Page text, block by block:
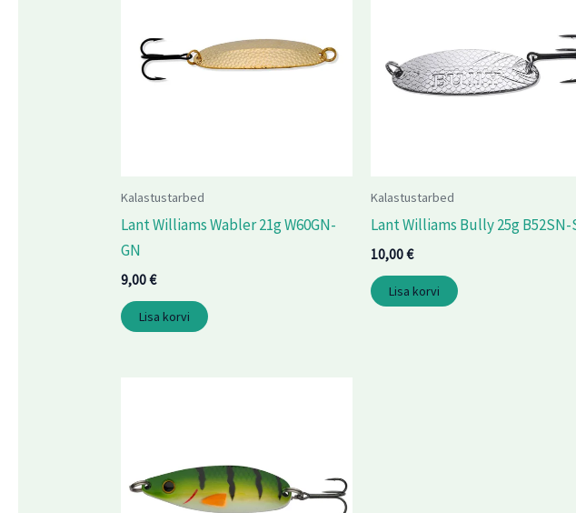
Kalastustarbed
Lant Williams Wabler 21g W60GN-
GN
9,00€
Lisa korvi
Kalastustarbed
Lant Williams Bully 25g B52SN-
10,00€
Lisa korvi